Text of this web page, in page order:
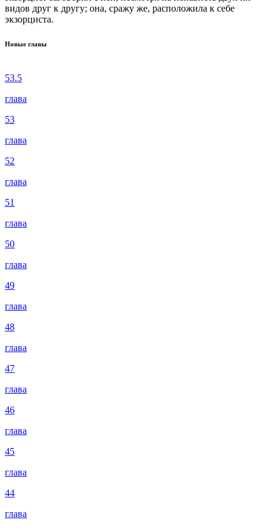
видов друг к другу; она, сражу же, расположила к себе
экзорциста.
Новые главы
53.5
глава
53
глава
52
глава
51
глава
50
глава
49
глава
48
глава
47
глава
46
глава
45
глава
44
глава